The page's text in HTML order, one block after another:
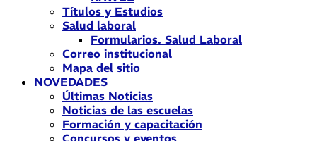
Títulos y Estudios
Salud laboral
Formularios. Salud Laboral
Correo institucional
Mapa del sitio
NOVEDADES
Últimas Noticias
Noticias de las escuelas
Formación y capacitación
Concursos y eventos